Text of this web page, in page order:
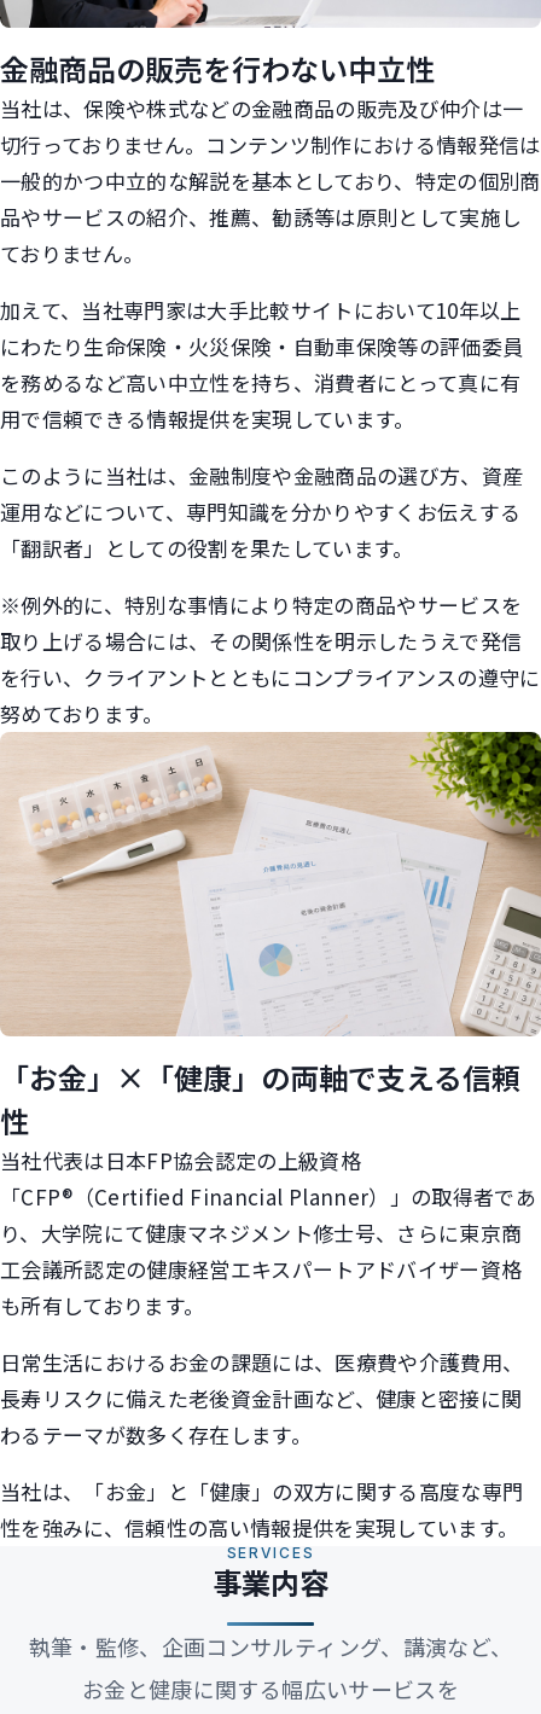
金融商品の販売を行わない中立性
当社は、保険や株式などの金融商品の販売及び仲介は一
切行っておりません。コンテンツ制作における情報発信は
一般的かつ中立的な解説を基本としており、特定の個別商
品やサービスの紹介、推薦、勧誘等は原則として実施し
ておりません。
加えて、当社専門家は大手比較サイトにおいて10年以上
にわたり生命保険・火災保険・自動車保険等の評価委員
を務めるなど高い中立性を持ち、消費者にとって真に有
用で信頼できる情報提供を実現しています。
このように当社は、金融制度や金融商品の選び方、資産
運用などについて、専門知識を分かりやすくお伝えする
「翻訳者」としての役割を果たしています。
※例外的に、特別な事情により特定の商品やサービスを
取り上げる場合には、その関係性を明示したうえで発信
を行い、クライアントとともにコンプライアンスの遵守に
努めております。
「お金」×「健康」の両軸で支える信頼
性
当社代表は日本FP協会認定の上級資格
「CFP®（Certified Financial Planner）」の取得者であ
り、大学院にて健康マネジメント修士号、さらに東京商
工会議所認定の健康経営エキスパートアドバイザー資格
も所有しております。
日常生活におけるお金の課題には、医療費や介護費用、
長寿リスクに備えた老後資金計画など、健康と密接に関
わるテーマが数多く存在します。
当社は、「お金」と「健康」の双方に関する高度な専門
性を強みに、信頼性の高い情報提供を実現しています。
SERVICES
事業内容
執筆・監修、企画コンサルティング、講演など、
お金と健康に関する幅広いサービスを